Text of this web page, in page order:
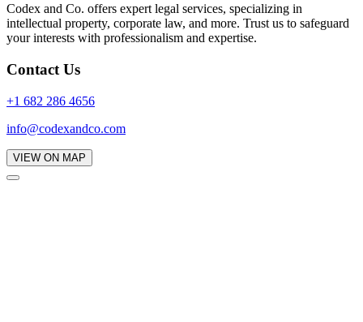
Codex and Co. offers expert legal services, specializing in
intellectual property, corporate law, and more. Trust us to safeguard
your interests with professionalism and expertise.
Contact Us
+1 682 286 4656
info@codexandco.com
VIEW ON MAP